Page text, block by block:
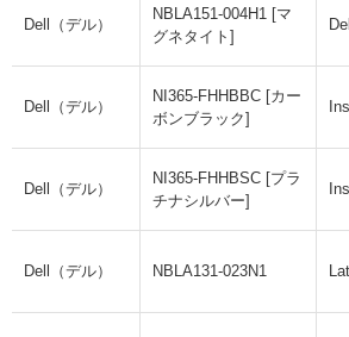
Dell（デル）
NBLA151-004H1 [マ
グネタイト]
Dell（デル）
NI365-FHHBBC [カー
ボンブラック]
Dell（デル）
NI365-FHHBSC [プラ
チナシルバー]
Dell（デル） NBLA131-023N1